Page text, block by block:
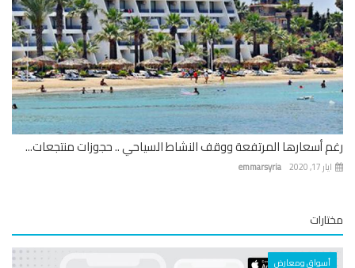
أسعارها المرتفعة ووقف النشاط السياحي .. حجوزات منتجعات...
emmarsyria
أسواق ومعارض